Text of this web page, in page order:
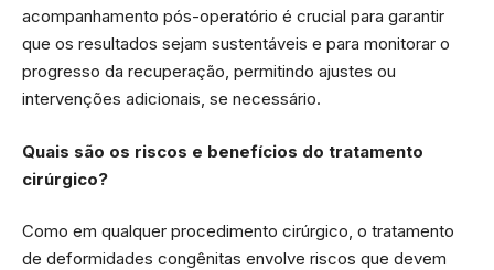
acompanhamento pós-operatório é crucial para garantir
que os resultados sejam sustentáveis e para monitorar o
progresso da recuperação, permitindo ajustes ou
intervenções adicionais, se necessário.
Quais são os riscos e benefícios do tratamento
cirúrgico?
Como em qualquer procedimento cirúrgico, o tratamento
de deformidades congênitas envolve riscos que devem